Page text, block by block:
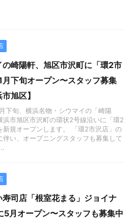
の崎陽軒、旭区市沢町に「環2市
月下旬オープン〜スタッフ募集
旭区】
下旬、横浜名物・シウマイの「崎陽
浜市旭区市沢町の環状2号線沿いに「環2
新規オープンします。 「環2市沢店」の
伴い、オープニングスタッフも募集して
寿司店「根室花まる」ジョイナ
5月オープン〜スタッフも募集中